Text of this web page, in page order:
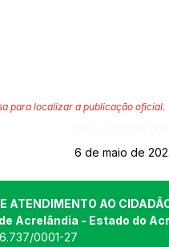
para localizar a publicação oficial.
6 de maio de
ATENDIMENTO AO
Acrelândia - Estado do
0001-27